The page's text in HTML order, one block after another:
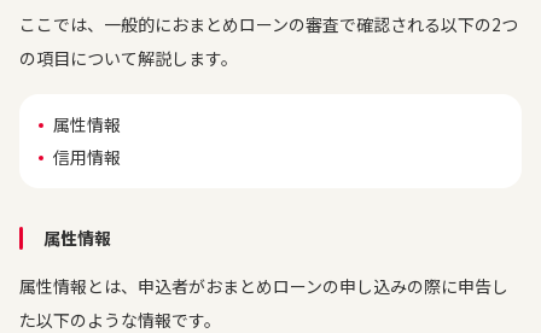
ここでは、一般的におまとめローンの審査で確認される以下の2つ
の項目について解説します。
属性情報
信用情報
属性情報
属性情報とは、申込者がおまとめローンの申し込みの際に申告し
た以下のような情報です。